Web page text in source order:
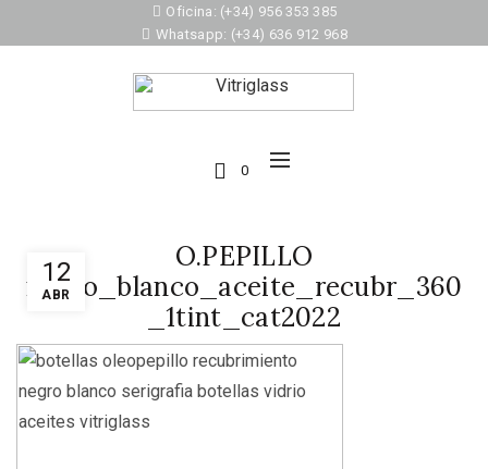
Oficina: (+34) 956 353 385
Whatsapp: (+34) 636 912 968
0
12
ABR
O.PEPILLO
negro_blanco_aceite_recubr_360
_1tint_cat2022